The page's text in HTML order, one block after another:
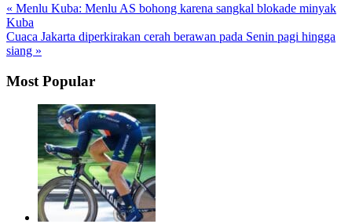
« Menlu Kuba: Menlu AS bohong karena sangkal blokade minyak
Kuba
Cuaca Jakarta diperkirakan cerah berawan pada Senin pagi hingga
siang »
Most Popular